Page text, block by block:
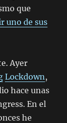
que
uno de sus
Ayer
Lockdown,
hace unas
En el
he